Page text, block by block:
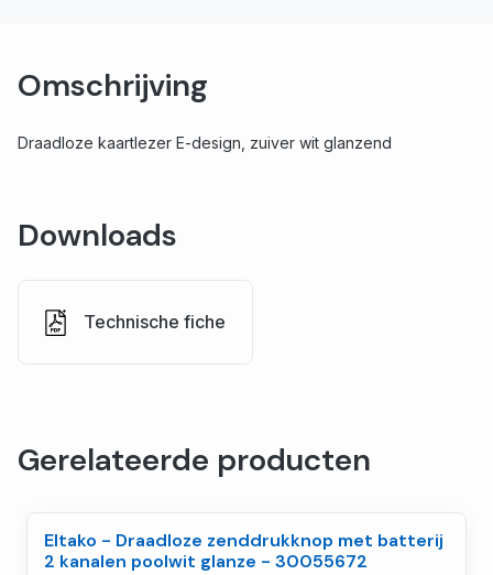
Omschrijving
Draadloze kaartlezer E-design, zuiver wit glanzend
Downloads
Technische fiche
Gerelateerde producten
Eltako - Draadloze zenddrukknop met batterij
2 kanalen poolwit glanze - 30055672